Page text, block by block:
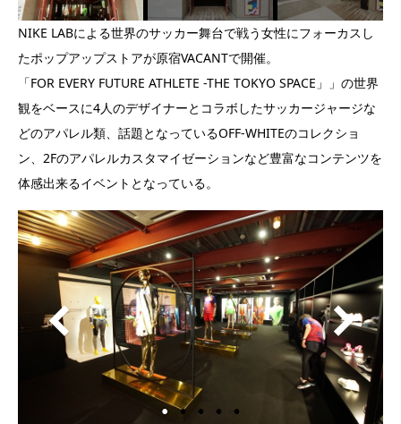
NIKE LABによる世界のサッカー舞台で戦う女性にフォーカスし
たポップアップストアが原宿VACANTで開催。
「FOR EVERY FUTURE ATHLETE -THE TOKYO SPACE」」の世界
観をベースに4人のデザイナーとコラボしたサッカージャージな
どのアパレル類、話題となっているOFF-WHITEのコレクショ
ン、2Fのアパレルカスタマイゼーションなど豊富なコンテンツを
体感出来るイベントとなっている。